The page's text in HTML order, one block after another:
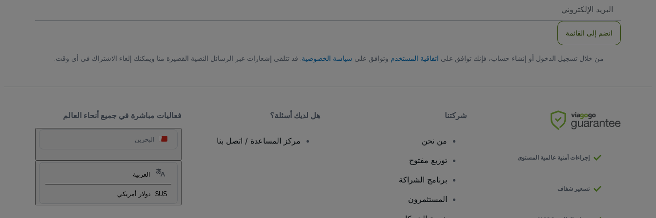
الاكتروني
انضم إلى القائمة
من خلال تسجيل الدخول أو إنشاء حساب، فإنك توافق على اتفاقية المستخدم وتوافق على سياسة الخصوصية. قد تتلقى إشعارات عبر الرسائل النصية القصيرة منا ويمكنك إلغاء الاشتراك في أي وقت.
فعاليات مباشرة في جميع أنحاء العالم
البحرين
العربية
US$ دولار أمريكي
إجراءات أمنية عالمية المستوى
تسعير شفاف
شركتنا
من نحن
توزيع مفتوح
برنامج الشراكة
المستثمرون
هل لديك أسئلة؟
مركز المساعدة / اتصل بنا